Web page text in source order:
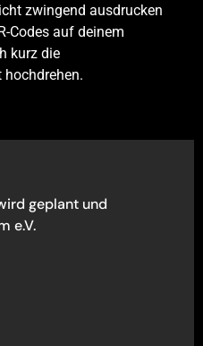
zwingend ausdrucken
Codes auf deinem
kurz die
geplant und
e.V.